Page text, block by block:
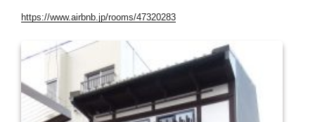
https://www.airbnb.jp/rooms/47320283